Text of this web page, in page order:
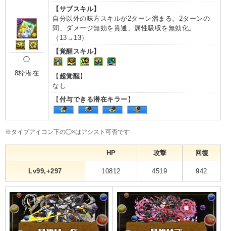
◯
8枠潜在
【サブスキル】
自分以外の味方スキルが2ターン溜まる。2ターンの
間、ダメージ無効を貫通、属性吸収を無効化。
（13→13）
【覚醒スキル】
【 超覚醒】
なし
【 付与できる潜在キラー 】
※タイプアイコン下の◯×はアシスト可否です
HP 攻撃 回復
Lv99,+297 10812 4519 942